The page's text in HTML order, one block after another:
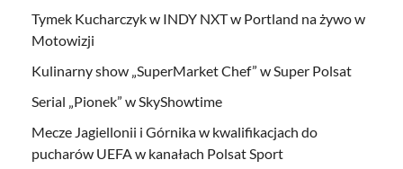
Tymek Kucharczyk w INDY NXT w Portland na żywo w
Motowizji
Kulinarny show „SuperMarket Chef” w Super Polsat
Serial „Pionek” w SkyShowtime
Mecze Jagiellonii i Górnika w kwalifikacjach do
pucharów UEFA w kanałach Polsat Sport